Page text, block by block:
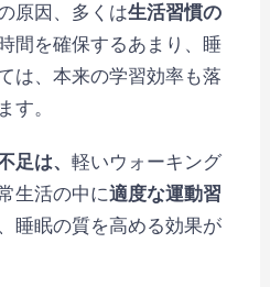
原因、多くは生活習慣の
間を確保するあまり、睡
は、本来の学習効率も落
す。
足は、軽いウォーキング
生活の中に適度な運動習
睡眠の質を高める効果が